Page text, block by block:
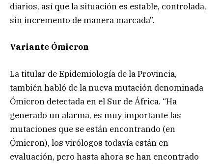
diarios, así que la situación es estable, controlada,
sin incremento de manera marcada”.
Variante Ómicron
La titular de Epidemiología de la Provincia,
también habló de la nueva mutación denominada
Ómicron detectada en el Sur de África. “Ha
generado un alarma, es muy importante las
mutaciones que se están encontrando (en
Ómicron), los virólogos todavía están en
evaluación, pero hasta ahora se han encontrado